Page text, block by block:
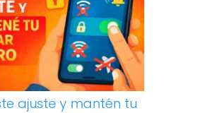
ajuste y mantén tu